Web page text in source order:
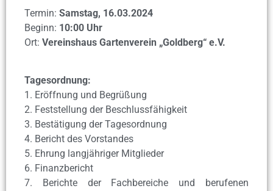
Termin: Samstag, 16.03.2024
Beginn: 10:00 Uhr
Ort: Vereinshaus Gartenverein „Goldberg“ e.V.
Tagesordnung:
1. Eröffnung und Begrüßung
2. Feststellung der Beschlussfähigkeit
3. Bestätigung der Tagesordnung
4. Bericht des Vorstandes
5. Ehrung langjähriger Mitglieder
6. Finanzbericht
7. Berichte der Fachbereiche und berufenen